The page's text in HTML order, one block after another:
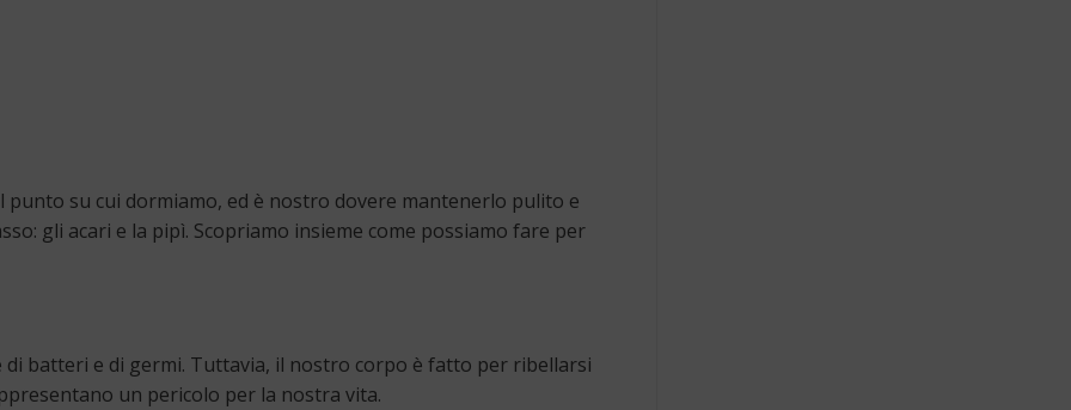
punto su cui dormiamo, ed è nostro dovere mantenerlo pulito e
gli acari e la pipì. Scopriamo insieme come possiamo fare per
batteri e di germi. Tuttavia, il nostro corpo è fatto per ribellarsi
un pericolo per la nostra vita.